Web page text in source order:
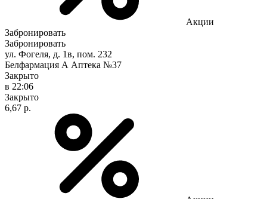
Акции
Забронировать
Забронировать
ул. Фогеля, д. 1в, пом. 232
Белфармация А Аптека №37
Закрыто
в 22:06
Закрыто
6,67 р.